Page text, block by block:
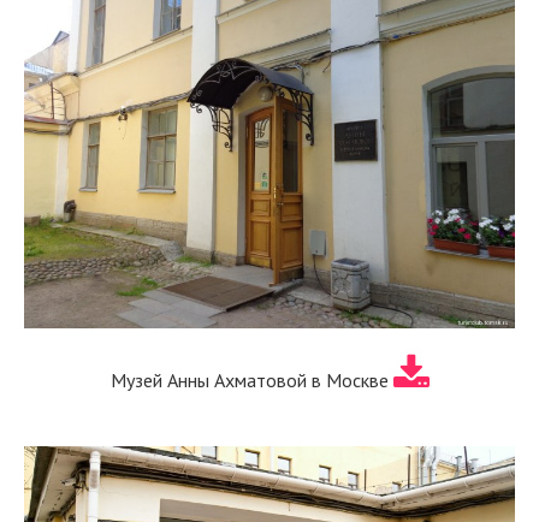
Музей Анны Ахматовой в Москве